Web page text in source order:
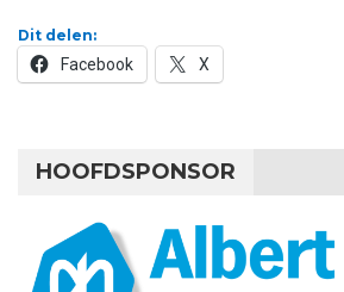
Dit delen:
Facebook X
HOOFDSPONSOR